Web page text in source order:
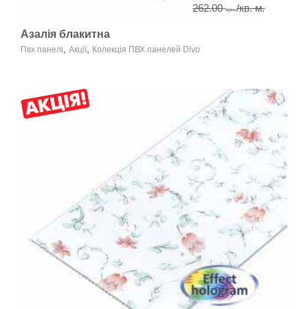
262.00грн./кв. м.
Азалія блакитна
Пвх панелі Акції, Колекція ПВХ панелей Divo